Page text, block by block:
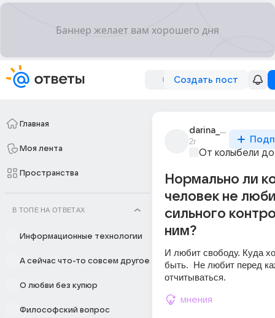
Создать пост
Главная
Моя лента
Пространства
В ТОПЕ НА ОТВЕТАХ
Информационные технологии
А сейчас что-то совсем другое
О любви без купюр
Философский вопрос
darina_berushenko
2г
От колыбели
Нормально ли
человек не
сильного
ним?
И любит свободу. Куда
быть.  Не любит перед
отчитываться.
мнения